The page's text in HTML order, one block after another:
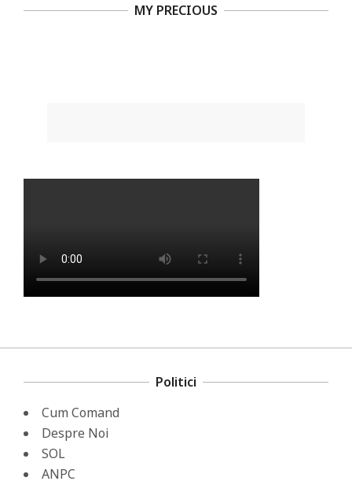
MY PRECIOUS
Politici
Cum Comand
Despre Noi
SOL
ANPC